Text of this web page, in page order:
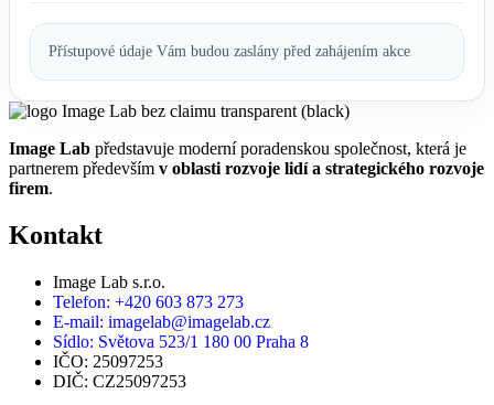
Přístupové údaje Vám budou zaslány před zahájením akce
Image Lab představuje moderní poradenskou společnost, která je
partnerem především v oblasti rozvoje lidí a strategického rozvoje
firem.
Kontakt
Image Lab s.r.o.
Telefon: +420 603 873 273
E-mail: imagelab@imagelab.cz
Sídlo: Světova 523/1 180 00 Praha 8
IČO: 25097253
DIČ: CZ25097253